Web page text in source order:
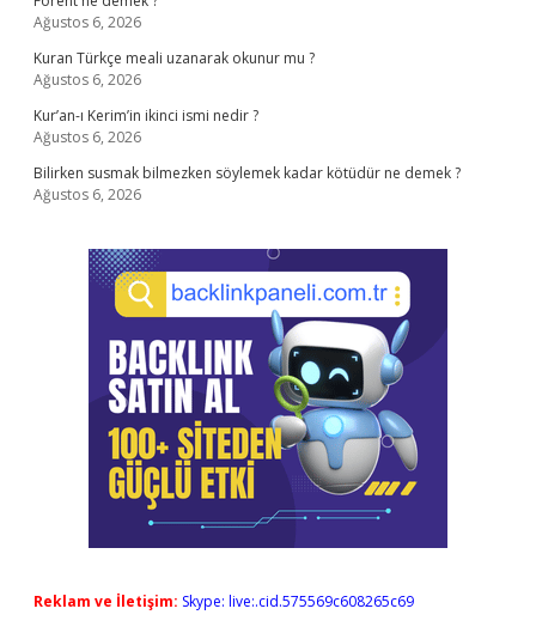
Ağustos 6, 2026
Kuran Türkçe meali uzanarak okunur mu ?
Ağustos 6, 2026
Kur’an-ı Kerim’in ikinci ismi nedir ?
Ağustos 6, 2026
Bilirken susmak bilmezken söylemek kadar kötüdür ne demek ?
Ağustos 6, 2026
Reklam ve İletişim: Skype: live:.cid.575569c608265c69